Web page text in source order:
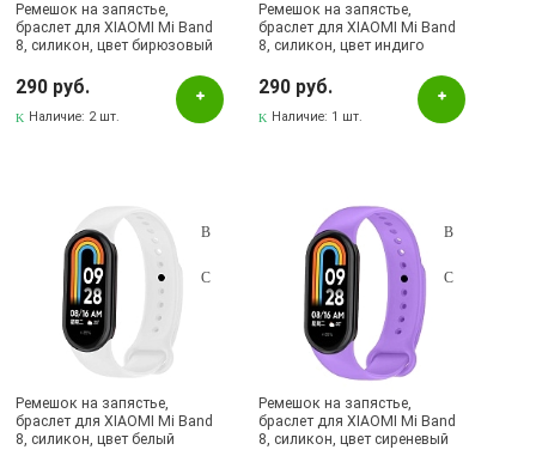
Ремешок на запястье,
браслет для XIAOMI Mi Band
8, силикон, цвет бирюзовый
290 руб.
Наличие: 2 шт.
Ремешок на запястье,
браслет для XIAOMI Mi Band
8, силикон, цвет индиго
290 руб.
Наличие: 1 шт.
Ремешок на запястье,
браслет для XIAOMI Mi Band
8, силикон, цвет белый
Ремешок на запястье,
браслет для XIAOMI Mi Band
8, силикон, цвет сиреневый